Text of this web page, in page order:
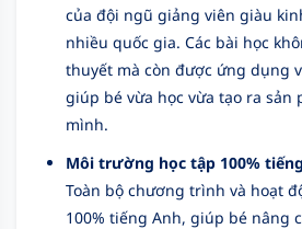
của đội ngũ giảng viên giàu
nhiều quốc gia. Các bài học
thuyết mà còn được ứng dụng
giúp bé vừa học vừa tạo ra sản
mình.
Môi trường học tập 100%
Toàn bộ chương trình và hoạt
100% tiếng Anh, giúp bé nâng